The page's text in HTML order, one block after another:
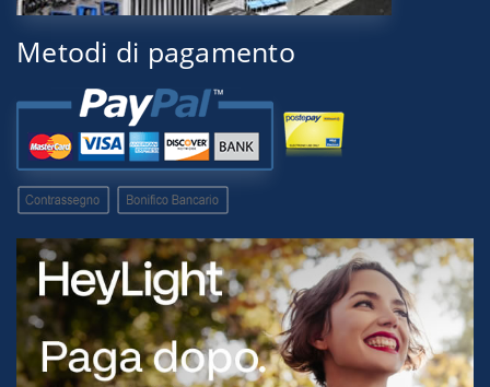
Metodi di pagamento